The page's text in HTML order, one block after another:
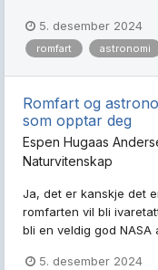
5. desember 2024
romfart astronomi
Romfart og
som opptar deg
Espen Hugaas
Naturvitenskap
Ja, det er kanskje det
romfarten vil bli
bli en veldig god NASA
5. desember 2024